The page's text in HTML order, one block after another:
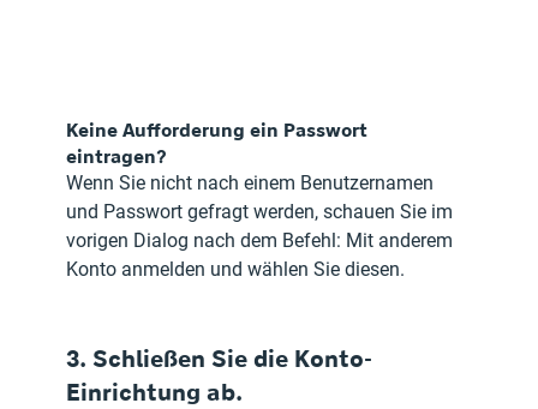
Keine Aufforderung ein Passwort
eintragen?
Wenn Sie nicht nach einem Benutzernamen
und Passwort gefragt werden, schauen Sie im
vorigen Dialog nach dem Befehl: Mit anderem
Konto anmelden und wählen Sie diesen.
3. Schließen Sie die Konto-
Einrichtung ab.